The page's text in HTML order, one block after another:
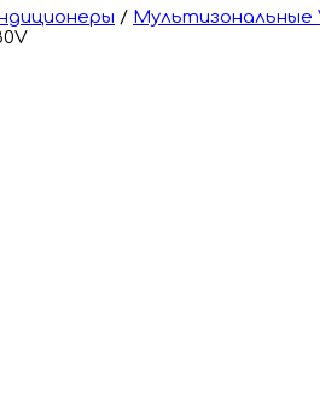
/ Мультизональные